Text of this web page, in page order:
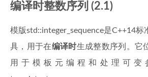
编译时整数序列 (2.1)
模版std::integer_sequence是C++14标
具，用于在编译时生成整数序列。它
用于模板元编程和处理可变